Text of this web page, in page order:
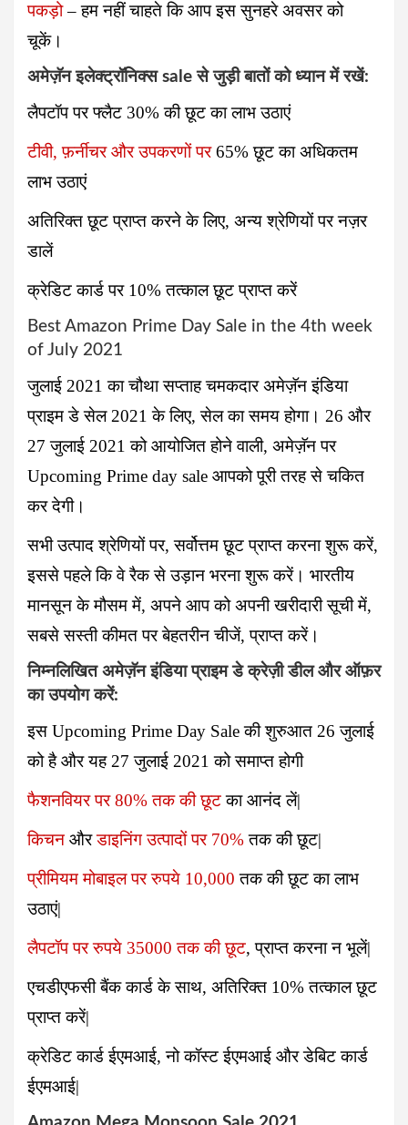
पकड़ो– हम नहीं चाहते कि आप इस सुनहरे अवसर को
चूकें।
अमेज़ॅन इलेक्ट्रॉनिक्स sale से जुड़ी बातों को ध्यान में रखें:
लैपटॉप पर फ्लैट 30% की छूटका लाभ उठाएं
टीवी, फ़र्नीचर और उपकरणों पर65% छूटका अधिकतम
लाभ उठाएं
अतिरिक्त छूट प्राप्त करने के लिए, अन्य श्रेणियों पर नज़र
डालें
क्रेडिट कार्ड पर 10%तत्काल छूट प्राप्त करें
Best Amazon Prime Day Sale in the 4th week
of July 2021
जुलाई 2021 का चौथा सप्ताह चमकदार अमेज़ॅन इंडिया
प्राइम डे सेल 2021 के लिए, सेल का समय होगा। 26 और
27 जुलाई 2021 को आयोजित होने वाली, अमेज़ॅन पर
Upcoming Prime day sale आपको पूरी तरह से चकित
कर देगी।
सभी उत्पाद श्रेणियों पर, सर्वोत्तम छूट प्राप्त करना शुरू करें,
इससे पहले कि वे रैक से उड़ान भरना शुरू करें। भारतीय
मानसून के मौसम में, अपने आप को अपनी खरीदारी सूची में,
सबसे सस्ती कीमत पर बेहतरीन चीजें, प्राप्त करें।
निम्नलिखित अमेज़ॅन इंडिया प्राइम डे क्रेज़ी डील और ऑफ़र
का उपयोग करें:
इस Upcoming Prime Day Saleकी शुरुआत 26 जुलाई
को है और यह 27 जुलाई 2021 को समाप्त होगी
फैशनवियर पर80%तक की छूटका आनंद लें|
किचन औरडाइनिंग उत्पादों पर 70%तक की छूट|
प्रीमियम मोबाइल पररुपये 10,000 तक की छूट का लाभ
उठाएं|
लैपटॉप पररुपये 35000 तक की छूट, प्राप्त करना न भूलें|
एचडीएफसी बैंक कार्ड के साथ, अतिरिक्त 10% तत्काल छूट
प्राप्त करें|
क्रेडिट कार्ड ईएमआई, नो कॉस्ट ईएमआई और डेबिट कार्ड
ईएमआई|